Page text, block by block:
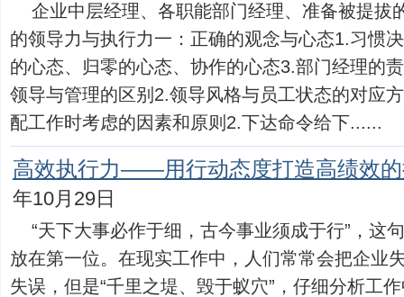
企业中层经理、各职能部门经理、准备被提拔
的领导力与执行力一：正确的观念与心态1.习惯
的心态、归零的心态、协作的心态3.部门经理的
领导与管理的区别2.领导风格与员工状态的对应
配工作时考虑的因素和原则2.下达命令给下......
高效执行力——用行动态度打造高绩效
年10月29日
“天下大事必作于细，古今事业须成于行”，这
放在第一位。在现实工作中，人们常常会把企业
失误，但是“千里之堤、毁于蚁穴”，仔细分析工